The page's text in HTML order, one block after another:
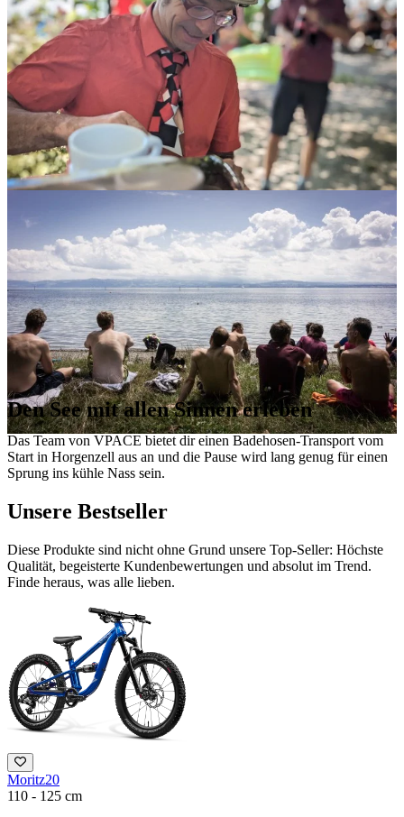
Den See mit allen Sinnen erleben
Das Team von VPACE bietet dir einen Badehosen-Transport vom
Start in Horgenzell aus an und die Pause wird lang genug für einen
Sprung ins kühle Nass sein.
Unsere Bestseller
Diese Produkte sind nicht ohne Grund unsere Top-Seller: Höchste
Qualität, begeisterte Kundenbewertungen und absolut im Trend.
Finde heraus, was alle lieben.
Moritz20
110 - 125 cm